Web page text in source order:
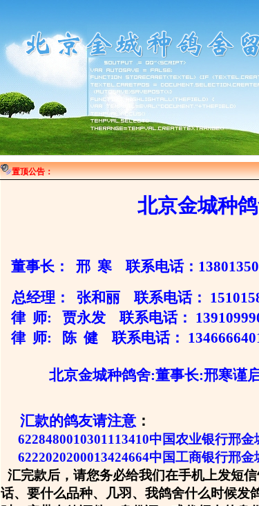
置顶公告：
北京金城种
董事长： 邢 寒 联系电话：
总经理： 张和丽 联系电话：
律 师: 贾永发 联系电话：
律 师: 陈 健 联系电话：
北京金城种鸽舍:董事长:邢寒谨
汇款的鸽友请注意 ：
6228480010301113410中国农业银行邢金
6222020200013424664中国工商银行邢金
汇完款后，请您务必给我们在手机上发短
话、要什么品种、几羽、我鸽舍什么时候发